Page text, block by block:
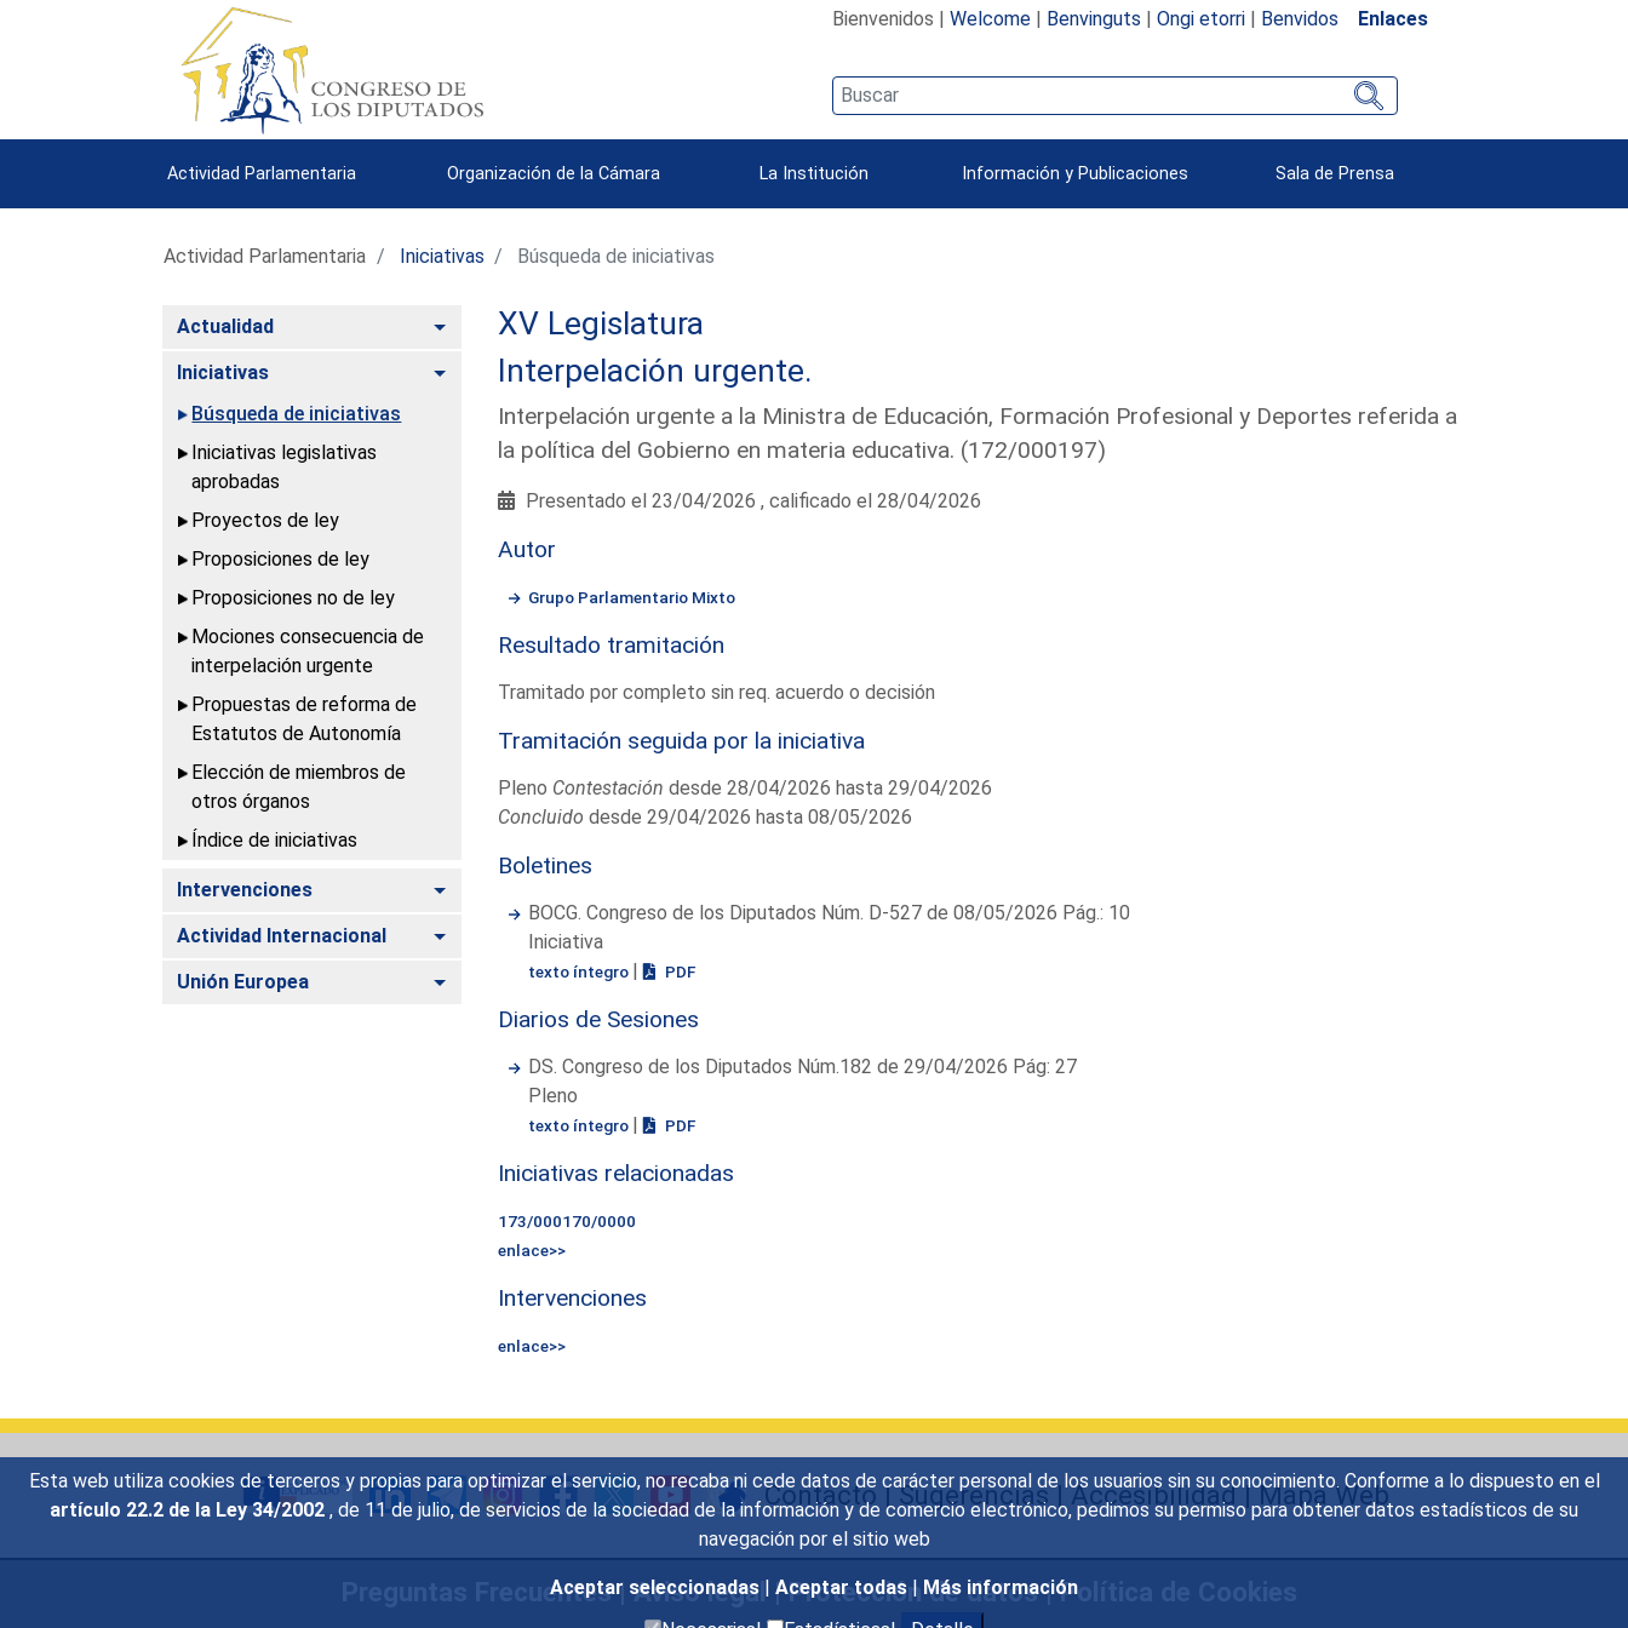
Esta web utiliza cookies de terceros y propias para optimizar el servicio, no recaba ni cede datos de carácter personal de los usuarios sin su conocimiento. Conforme a lo dispuesto en el
artículo 22.2 de la Ley 34/2002 , de 11 de julio, de servicios de la sociedad de la información y de comercio electrónico, pedimos su permiso para obtener datos estadísticos de su
navegación por el sitio web
Aceptar seleccionadas | Aceptar todas | Más información
Bienvenidos | Welcome| Benvinguts | Ongi etorri| Benvidos Enlaces
Actividad Parlamentaria Organización de la Cámara La Institución Información y Publicaciones Sala de Prensa
Actividad Parlamentaria Iniciativas Búsqueda de iniciativas
Actualidad Alternar
Iniciativas
Alternar
Búsqueda de iniciativas
Iniciativas legislativas
aprobadas
Proyectos de ley
Proposiciones de ley
Proposiciones no de ley
Mociones consecuencia de
interpelación urgente
Propuestas de reforma de
Estatutos de Autonomía
Elección de miembros de
otros órganos
Índice de iniciativas
Intervenciones Alternar
Actividad Internacional Alternar
Unión Europea Alternar
XV Legislatura
Interpelación urgente.
Interpelación urgente a la Ministra de Educación, Formación Profesional y Deportes referida a
la política del Gobierno en materia educativa. (172/000197)
Presentado el 23/04/2026 , calificado el 28/04/2026
Autor
Grupo Parlamentario Mixto
Resultado tramitación
Tramitado por completo sin req. acuerdo o decisión
Tramitación seguida por la iniciativa
Pleno Contestación desde 28/04/2026 hasta 29/04/2026
Concluido desde 29/04/2026 hasta 08/05/2026
Boletines
BOCG. Congreso de los Diputados Núm. D-527 de 08/05/2026 Pág.: 10
Iniciativa
texto íntegro | PDF
Diarios de Sesiones
DS. Congreso de los Diputados Núm.182 de 29/04/2026 Pág: 27
Pleno
texto íntegro | PDF
Iniciativas relacionadas
173/000170/0000
enlace>>
Intervenciones
enlace>>
Contacto|Sugerencias|Accesibilidad|Mapa Web
Preguntas Frecuentes|Aviso legal|Protección de datos|Política de Cookies